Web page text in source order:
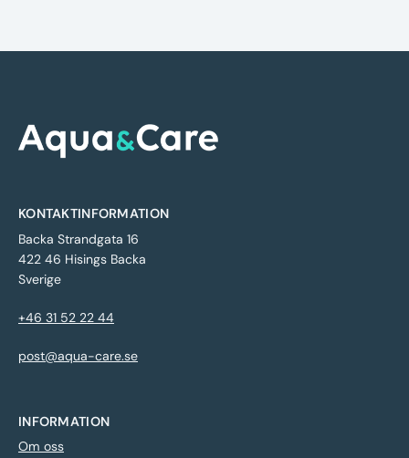
KONTAKTINFORMATION
Backa Strandgata 16
422 46 Hisings Backa
Sverige
+46 31 52 22 44
post@aqua-care.se
INFORMATION
Om oss